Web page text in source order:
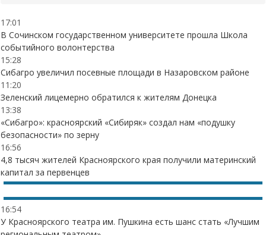
17:01
В Сочинском государственном университете прошла Школа
событийного волонтерства
15:28
Сибагро увеличил посевные площади в Назаровском районе
11:20
Зеленский лицемерно обратился к жителям Донецка
13:38
«Сибагро»: красноярский «Сибиряк» создал нам «подушку
безопасности» по зерну
16:56
4,8 тысяч жителей Красноярского края получили материнский
капитал за первенцев
16:54
У Красноярского театра им. Пушкина есть шанс стать «Лучшим